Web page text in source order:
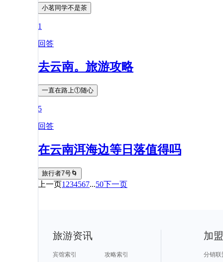
小茗同学不是茶
1
回答
去云南。旅游攻略
一直在路上①随心
5
回答
在云南洱海边等日落值得吗
旅行者7号🌀
上一页1 234567...50下一页
旅游资讯
宾馆索引
攻略索引
加
分销联